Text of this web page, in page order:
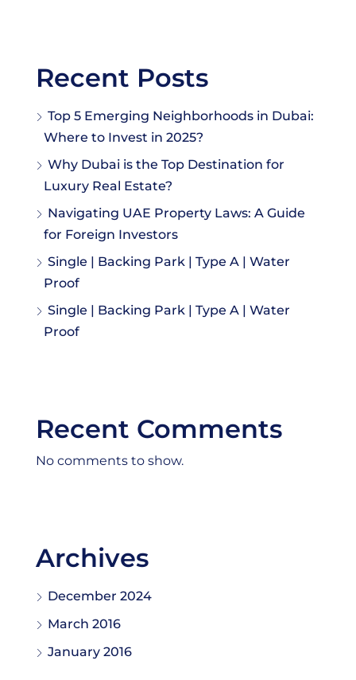
Recent Posts
Top 5 Emerging Neighborhoods in Dubai:
Where to Invest in 2025?
Why Dubai is the Top Destination for
Luxury Real Estate?
Navigating UAE Property Laws: A Guide
for Foreign Investors
Single | Backing Park | Type A | Water
Proof
Single | Backing Park | Type A | Water
Proof
Recent Comments
No comments to show.
Archives
December 2024
March 2016
January 2016